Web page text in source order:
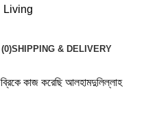
Living
SHIPPING & DELIVERY
কাজ করেছি আলহামদুলিল্লাহ